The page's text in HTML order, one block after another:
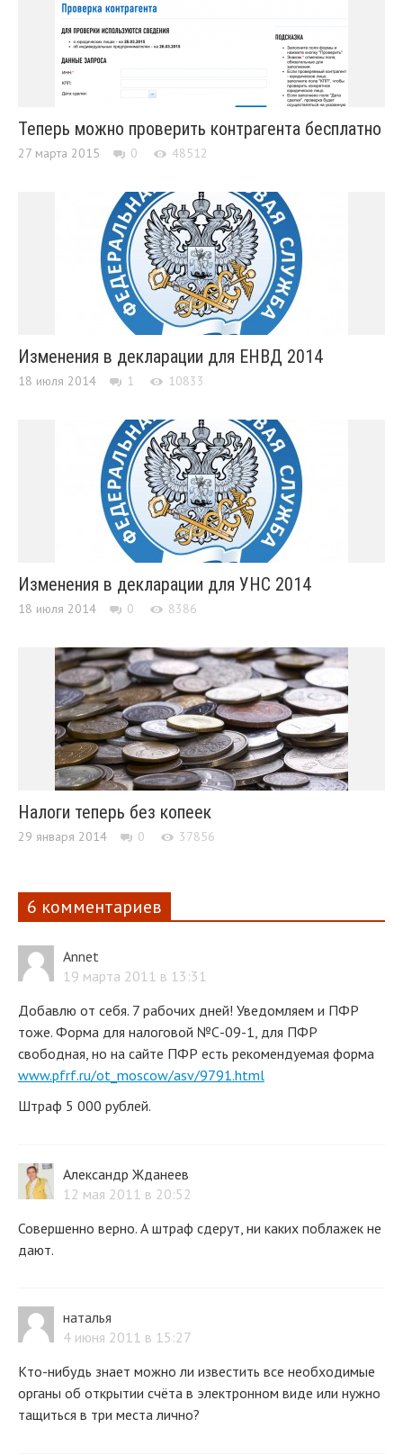
Теперь можно проверить контрагента бесплатно
27 марта 2015 0 48512
Изменения в декларации для ЕНВД 2014
18 июля 2014 1 10833
Изменения в декларации для УНС 2014
18 июля 2014 0 8386
Налоги теперь без копеек
29 января 2014 0 37856
6 комментариев
Annet
19 марта 2011 в 13:31
Добавлю от себя. 7 рабочих дней! Уведомляем и ПФР
тоже. Форма для налоговой №С-09-1, для ПФР
свободная, но на сайте ПФР есть рекомендуемая форма
www.pfrf.ru/ot_moscow/asv/9791.html
Штраф 5 000 рублей.
Александр Жданеев
12 мая 2011 в 20:52
Совершенно верно. А штраф сдерут, ни каких поблажек не
дают.
наталья
4 июня 2011 в 15:27
Кто-нибудь знает можно ли известить все необходимые
органы об открытии счёта в электронном виде или нужно
тащиться в три места лично?